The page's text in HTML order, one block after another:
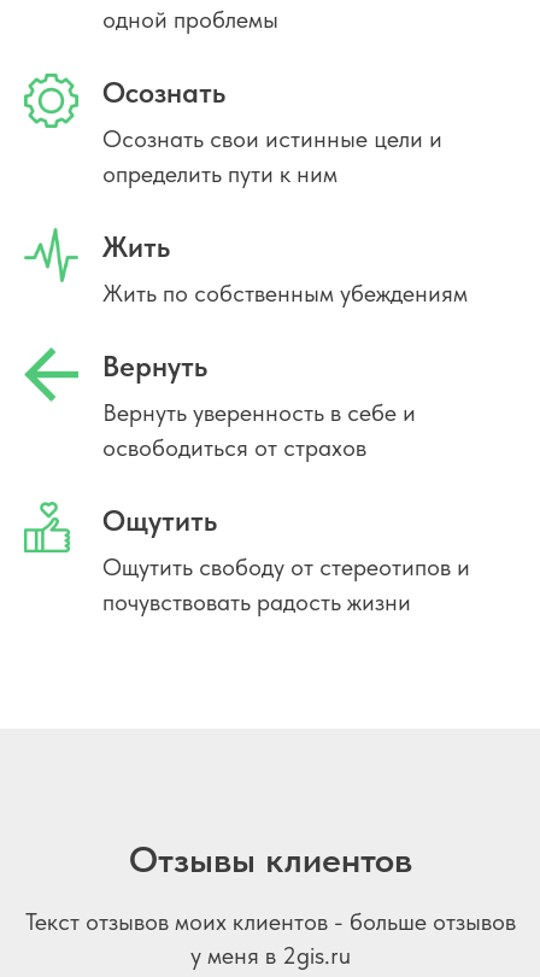
одной проблемы
Осознать
Осознать свои истинные цели и
определить пути к ним
Жить
Жить по собственным убеждениям
Вернуть
Вернуть уверенность в себе и
освободиться от страхов
Ощутить
Ощутить свободу от стереотипов и
почувствовать радость жизни
Отзывы клиентов
Текст отзывов моих клиентов - больше отзывов
у меня в 2gis.ru